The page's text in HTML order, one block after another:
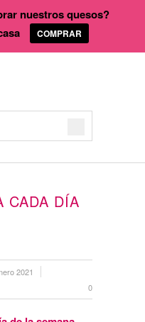
CADA DÍA
2021
0
nuestros quesos?
COMPRAR